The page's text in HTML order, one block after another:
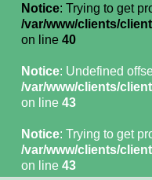
Notice: Trying to get
/var/www/clients/
on line 40
Notice: Undefined
/var/www/clients/
on line 43
Notice: Trying to get
/var/www/clients/
on line 43